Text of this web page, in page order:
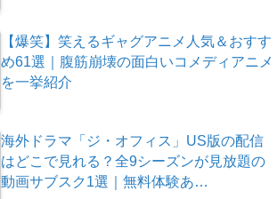
【爆笑】笑えるギャグアニメ人気＆おすす
め61選｜腹筋崩壊の面白いコメディアニメ
を一挙紹介
海外ドラマ「ジ・オフィス」US版の配信
はどこで見れる？全9シーズンが見放題の
動画サブスク1選｜無料体験あ…